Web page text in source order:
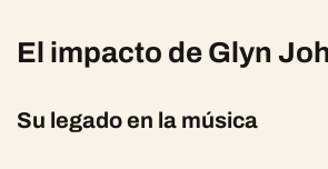
El impacto de Glyn
Su legado en la música